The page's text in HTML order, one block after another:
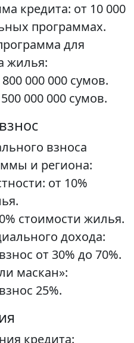
кредита: от 10 000
программах.
для
жилья:
000 000 сумов.
000 000 сумов.
взноса
и региона:
от 10%
стоимости жилья.
дохода:
от 30% до 70%.
маскан»:
25%.
кредита: